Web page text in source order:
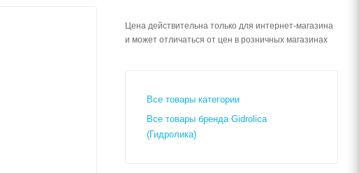
Цена действительна только для интернет-магазина
и может отличаться от цен в розничных магазинах
Все товары категории
Все товары бренда Gidrolica
(Гидролика)